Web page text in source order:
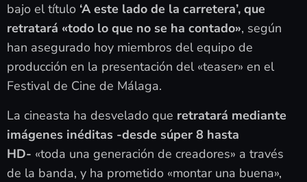
bajo el título ‘A este lado de la carretera’, que
retratará «todo lo que no se ha contado», según
han asegurado hoy miembros del equipo de
producción en la presentación del «teaser» en el
Festival de Cine de Málaga.
La cineasta ha desvelado que retratará mediante
imágenes inéditas -desde súper 8 hasta
HD- «toda una generación de creadores» a través
de la banda, y ha prometido «montar una buena»,